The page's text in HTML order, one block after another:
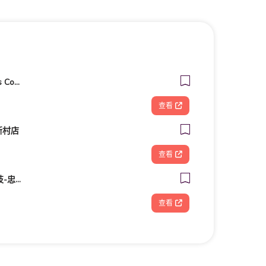
客美多咖啡 Komeda‘s Coffee - 台南小北店
查看
村店
查看
FOOTDISC富足康科技-忠孝直營門市
查看